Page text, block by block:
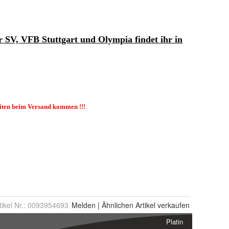
Nr.: 0093954693 Melden | Ähnlichen Artikel verkaufen
Platin